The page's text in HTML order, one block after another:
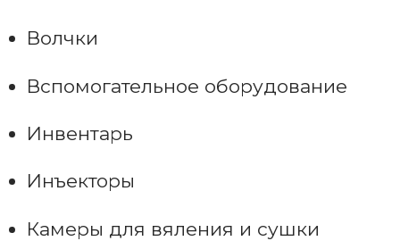
Волчки
Вспомогательное оборудование
Инвентарь
Инъекторы
Камеры для вяления и сушки